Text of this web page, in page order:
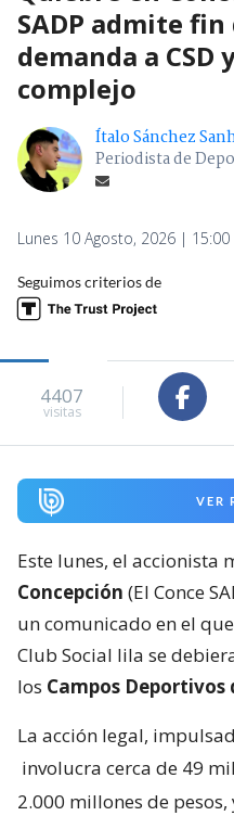
SADP admite
demanda a
complejo
Ítalo Sánchez
Periodista de
Lunes 10 Agosto, 2026 | 15:00
Seguimos criterios de
4407
visitas
VER
Este lunes, el accionista
Concepción (El Conce
un comunicado en el
Club Social lila se
los Campos Deportivos
La acción legal,
involucra cerca de 49
2.000 millones de